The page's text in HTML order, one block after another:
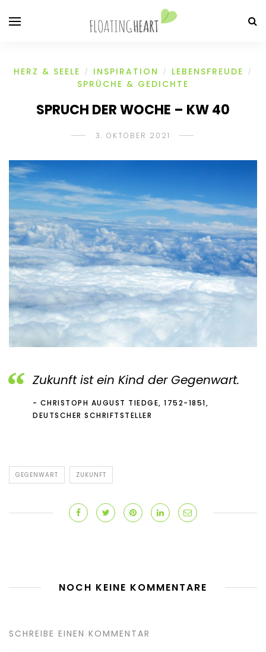
HERZ & SEELE / INSPIRATION / LEBENSFREUDE /
SPRÜCHE & GEDICHTE
SPRUCH DER WOCHE – KW 40
3. OKTOBER 2021
Zukunft ist ein Kind der Gegenwart.
CHRISTOPH AUGUST TIEDGE, 1752-1851,
DEUTSCHER SCHRIFTSTELLER
GEGENWART ZUKUNFT
NOCH KEINE KOMMENTARE
SCHREIBE EINEN KOMMENTAR